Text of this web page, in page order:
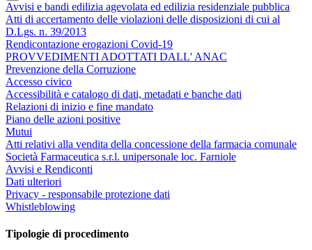
Avvisi e bandi edilizia agevolata ed edilizia residenziale pubblica
Atti di accertamento delle violazioni delle disposizioni di cui al
D.Lgs. n. 39/2013
Rendicontazione erogazioni Covid-19
PROVVEDIMENTI ADOTTATI DALL' ANAC
Prevenzione della Corruzione
Accesso civico
Accessibilità e catalogo di dati, metadati e banche dati
Relazioni di inizio e fine mandato
Piano delle azioni positive
Mutui
Atti relativi alla vendita della concessione della farmacia comunale
Società Farmaceutica s.r.l. unipersonale loc. Farniole
Avvisi e Rendiconti
Dati ulteriori
Privacy - responsabile protezione dati
Whistleblowing
Tipologie di procedimento